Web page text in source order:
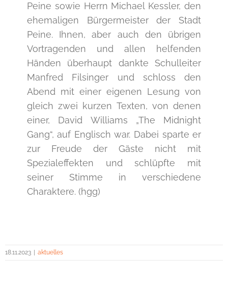
Peine sowie Herrn Michael Kessler, den
ehemaligen Bürgermeister der Stadt
Peine. Ihnen, aber auch den übrigen
Vortragenden und allen helfenden
Händen überhaupt dankte Schulleiter
Manfred Filsinger und schloss den
Abend mit einer eigenen Lesung von
gleich zwei kurzen Texten, von denen
einer, David Williams „The Midnight
Gang“, auf Englisch war. Dabei sparte er
zur Freude der Gäste nicht mit
Spezialeffekten und schlüpfte mit
seiner Stimme in verschiedene
Charaktere. (hgg)
18.11.2023 aktuelles